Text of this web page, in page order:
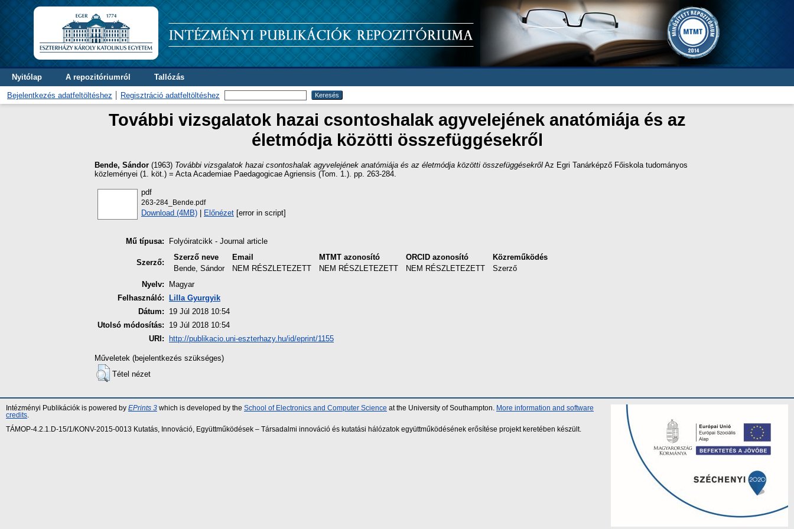
Nyitólap A repozitóriumról Tallózás
Bejelentkezés adatfeltöltéshez Regisztráció adatfeltöltéshez
További vizsgalatok hazai csontoshalak agyvelejének anatómiája és az
életmódja közötti összefüggésekről
Bende, Sándor (1963) További vizsgalatok hazai csontoshalak agyvelejének anatómiája és az életmódja közötti összefüggésekről Az Egri Tanárképző Főiskola tudományos
közleményei (1. köt.) = Acta Academiae Paedagogicae Agriensis (Tom. 1.). pp. 263-284.
pdf
263-284_Bende.pdf
Download (4MB) | Előnézet [error in script]
Mű típusa: Folyóiratcikk - Journal article
Szerző:
Szerző neve Email MTMT azonosító ORCID azonosító
Közreműködés
Bende, Sándor
NEM RÉSZLETEZETT NEM RÉSZLETEZETT NEM RÉSZLETEZETT
Szerző
Nyelv:
Magyar
Felhasználó:
Lilla Gyurgyik
Dátum:
19 Júl 2018 10:54
Utolsó módosítás:
19 Júl 2018 10:54
URI:
http://publikacio.uni-eszterhazy.hu/id/eprint/1155
Műveletek (bejelentkezés szükséges)
Tétel nézet
Intézményi Publikációk is powered by EPrints 3 which is developed by the School of Electronics and Computer Science at the University of Southampton.
More information and software
credits
TÁMOP-4.2.1.D-15/1/KONV-2015-0013 Kutatás, Innováció, Együttműködések – Társadalmi innováció és kutatási hálózatok együttműködésének erősítése projekt keretében készült.